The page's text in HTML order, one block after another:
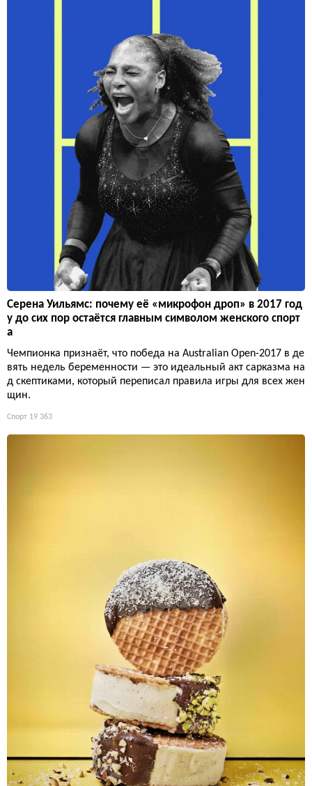
Серена Уильямс: почему её «микрофон дроп» в 2017 год
у до сих пор остаётся главным символом женского спорт
а
Чемпионка признаёт, что победа на Australian Open-2017 в де
вять недель беременности — это идеальный акт сарказма на
д скептиками, который переписал правила игры для всех жен
щин.
Спорт 19 363